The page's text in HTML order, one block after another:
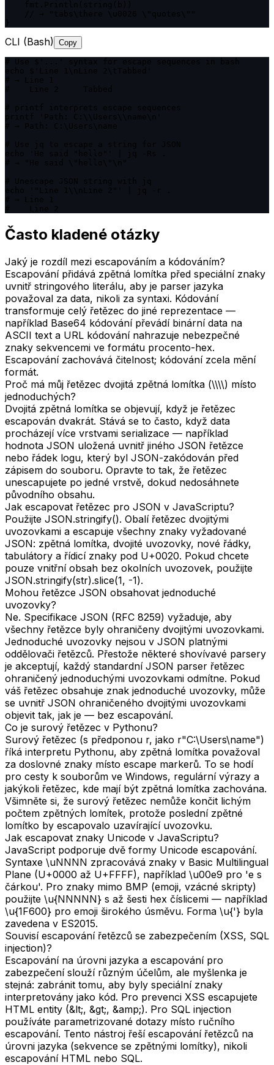
CLI (Bash) Copy
Často kladené otázky
Jaký je rozdíl mezi escapováním a kódováním?
Escapování přidává zpětná lomítka před speciální znaky
uvnitř stringového literálu, aby je parser jazyka
považoval za data, nikoli za syntaxi. Kódování
transformuje celý řetězec do jiné reprezentace —
například Base64 kódování převádí binární data na
ASCII text a URL kódování nahrazuje nebezpečné
znaky sekvencemi ve formátu procento-hex.
Escapování zachovává čitelnost; kódování zcela mění
formát.
Proč má můj řetězec dvojitá zpětná lomítka (\\\\) místo
jednoduchých?
Dvojitá zpětná lomítka se objevují, když je řetězec
escapován dvakrát. Stává se to často, když data
procházejí více vrstvami serializace — například
hodnota JSON uložená uvnitř jiného JSON řetězce
nebo řádek logu, který byl JSON-zakódován před
zápisem do souboru. Opravte to tak, že řetězec
unescapujete po jedné vrstvě, dokud nedosáhnete
původního obsahu.
Jak escapovat řetězec pro JSON v JavaScriptu?
Použijte JSON.stringify(). Obalí řetězec dvojitými
uvozovkami a escapuje všechny znaky vyžadované
JSON: zpětná lomítka, dvojité uvozovky, nové řádky,
tabulátory a řídicí znaky pod U+0020. Pokud chcete
pouze vnitřní obsah bez okolních uvozovek, použijte
JSON.stringify(str).slice(1, -1).
Mohou řetězce JSON obsahovat jednoduché
uvozovky?
Ne. Specifikace JSON (RFC 8259) vyžaduje, aby
všechny řetězce byly ohraničeny dvojitými uvozovkami.
Jednoduché uvozovky nejsou v JSON platnými
oddělovači řetězců. Přestože některé shovívavé parsery
je akceptují, každý standardní JSON parser řetězec
ohraničený jednoduchými uvozovkami odmítne. Pokud
váš řetězec obsahuje znak jednoduché uvozovky, může
se uvnitř JSON ohraničeného dvojitými uvozovkami
objevit tak, jak je — bez escapování.
Co je surový řetězec v Pythonu?
Surový řetězec (s předponou r, jako r"C:\Users\name")
říká interpretu Pythonu, aby zpětná lomítka považoval
za doslovné znaky místo escape markerů. To se hodí
pro cesty k souborům ve Windows, regulární výrazy a
jakýkoli řetězec, kde mají být zpětná lomítka zachována.
Všimněte si, že surový řetězec nemůže končit lichým
počtem zpětných lomítek, protože poslední zpětné
lomítko by escapovalo uzavírající uvozovku.
Jak escapovat znaky Unicode v JavaScriptu?
JavaScript podporuje dvě formy Unicode escapování.
Syntaxe \uNNNN zpracovává znaky v Basic Multilingual
Plane (U+0000 až U+FFFF), například \u00e9 pro 'e s
čárkou'. Pro znaky mimo BMP (emoji, vzácné skripty)
použijte \u{NNNNN} s až šesti hex číslicemi — například
\u{1F600} pro emoji širokého úsměvu. Forma \u{'} byla
zavedena v ES2015.
Souvisí escapování řetězců se zabezpečením (XSS, SQL
injection)?
Escapování na úrovni jazyka a escapování pro
zabezpečení slouží různým účelům, ale myšlenka je
stejná: zabránit tomu, aby byly speciální znaky
interpretovány jako kód. Pro prevenci XSS escapujete
HTML entity (&lt;, &gt;, &amp;). Pro SQL injection
používáte parametrizované dotazy místo ručního
escapování. Tento nástroj řeší escapování řetězců na
úrovni jazyka (sekvence se zpětnými lomítky), nikoli
escapování HTML nebo SQL.